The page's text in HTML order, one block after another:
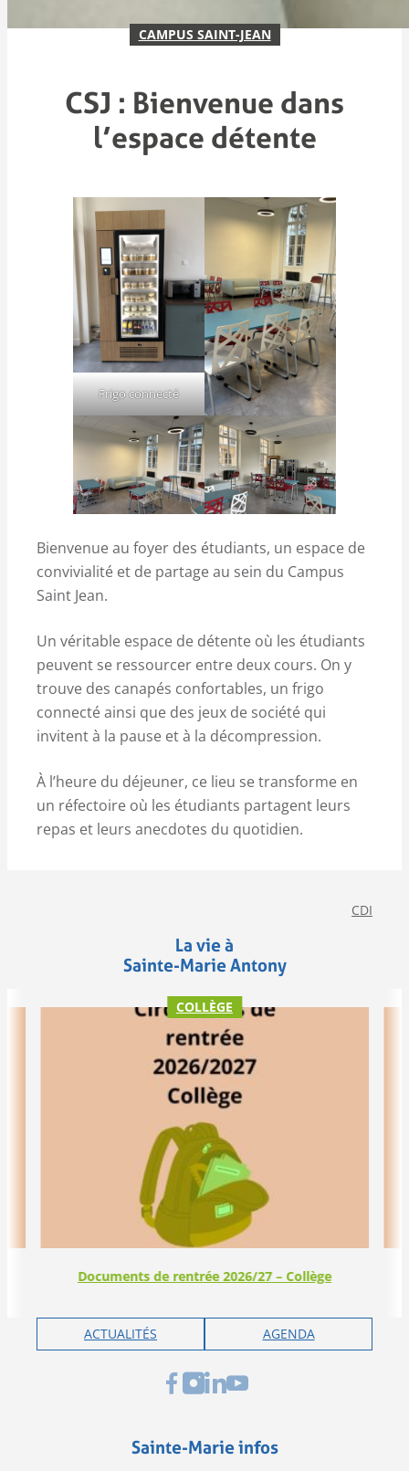
CAMPUS SAINT-JEAN
CSJ : Bienvenue dans
l’espace détente
Frigo connecté
Bienvenue au foyer des étudiants, un espace de
convivialité et de partage au sein du Campus
Saint Jean.
Un véritable espace de détente où les étudiants
peuvent se ressourcer entre deux cours. On y
trouve des canapés confortables, un frigo
connecté ainsi que des jeux de société qui
invitent à la pause et à la décompression.
À l’heure du déjeuner, ce lieu se transforme en
un réfectoire où les étudiants partagent leurs
repas et leurs anecdotes du quotidien.
CDI
La vie à
Sainte-Marie Antony
Documents de rentrée 2026/27 – Collège
COLLÈGE
ACTUALITÉS AGENDA
Sainte-Marie infos